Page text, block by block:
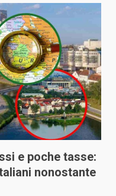
e poche tasse:
nonostante